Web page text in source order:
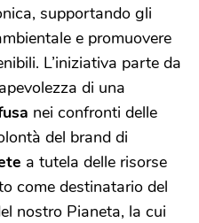
supportando gli
e promuovere
L’iniziativa parte da
di una
nei confronti delle
del brand di
a tutela delle risorse
come destinatario del
nostro Pianeta, la cui